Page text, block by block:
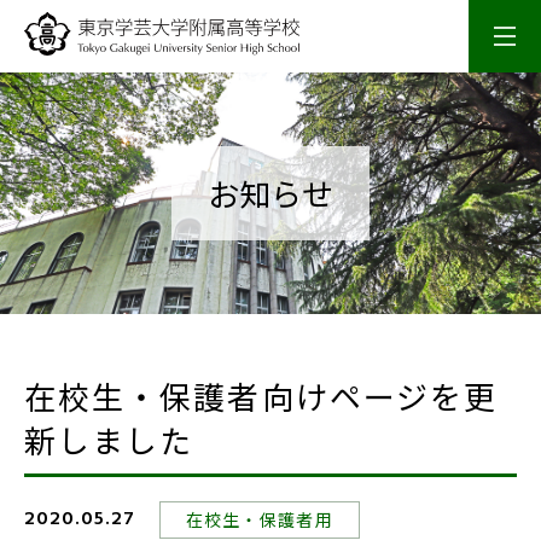
学校概要
校長室
スクールライフ
研究・研修
SSH活動
お知らせ
在校生・保護者向けページを更
新しました
2020.05.27 在校生・保護者用